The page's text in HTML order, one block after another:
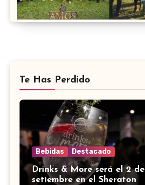
Te Has Perdido
Bebidas Destacado
Drinks & More será el 2 de
setiembre en el Sheraton